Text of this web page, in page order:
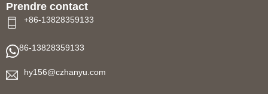
Prendre contact
+86-13828359133
86-13828359133
hy156@czhanyu.com